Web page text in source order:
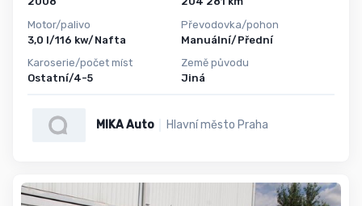
Motor/palivo
3,0 l/116 kw/Nafta
Karoserie/počet míst
Ostatní/4-5
Převodovka/pohon
Manuální/Přední
Země původu
Jiná
MIKA Auto Hlavní město Praha